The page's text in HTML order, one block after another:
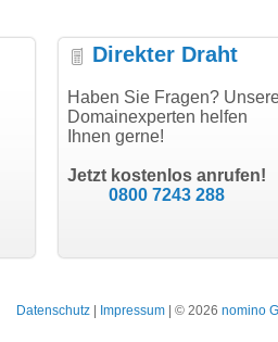
"Super Abwicklung, vielen
modern software GbR
Landau an der Isar
Direkter Draht
Haben Sie Fragen?
Domainexperten helfen
Ihnen gerne!
Jetzt kostenlos anrufen!
0800 7243 288
Datenschutz Impressum | © 2026 nomino